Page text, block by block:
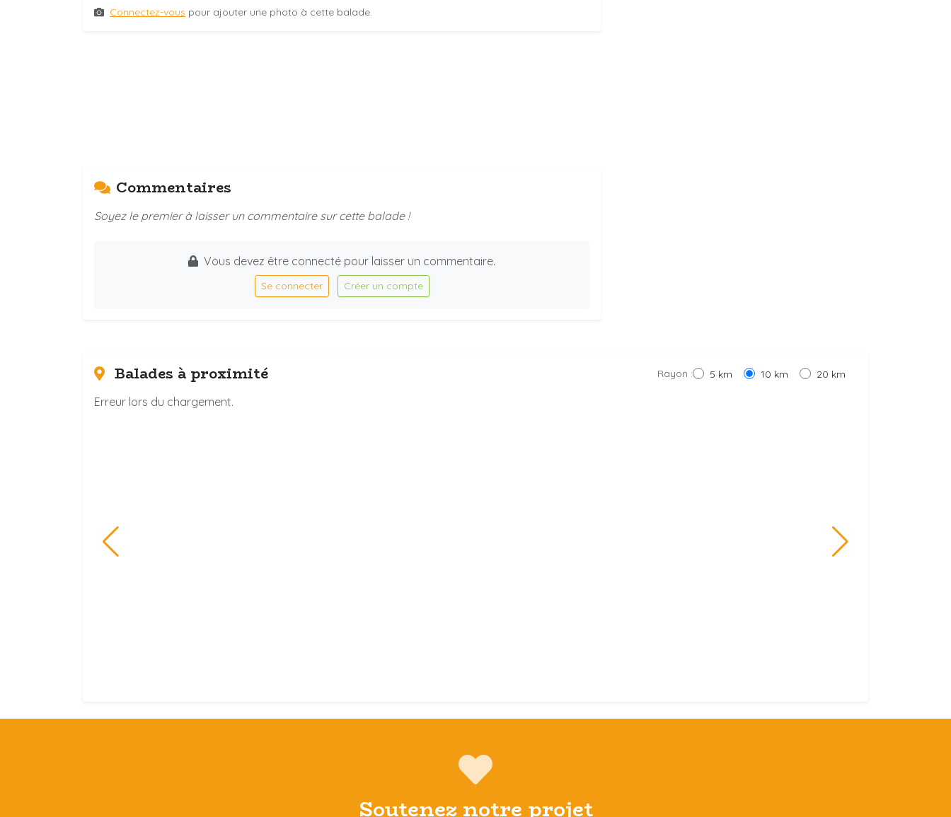
Connectez-vous pour ajouter une photo à cette balade.
Commentaires
Soyez le premier à laisser un commentaire sur cette balade !
Vous devez être connecté pour laisser un commentaire.
Se connecter Créer un compte
Balades à proximité Rayon : 5 km 10 km 20 km
Erreur lors du chargement.
Soutenez notre projet